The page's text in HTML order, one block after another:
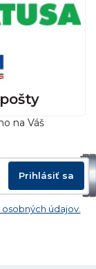
na Váš
Prihlásiť sa
údajov.